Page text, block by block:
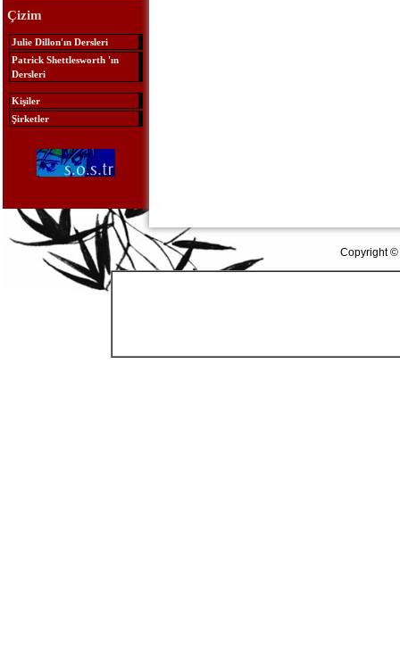
Çizim
Julie Dillon'ın Dersleri
Patrick Shettlesworth 'ın
Dersleri
Kişiler
Şirketler
Copyright ©